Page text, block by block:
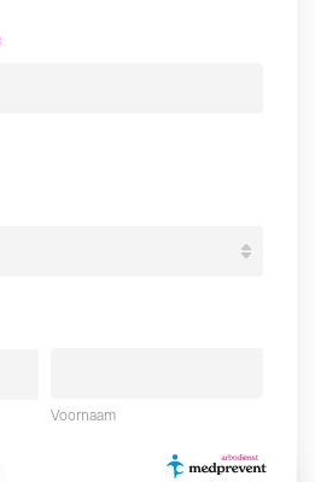
Voornaam